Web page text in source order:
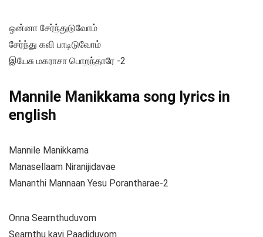
ஒன்னா சேர்ந்துடுவோம்
சேர்ந்து கவி பாடிடுவோம்
இயேசு மகராசா பொறந்தாரே -2
Mannile Manikkama song lyrics in
english
Mannile Manikkama
Manasellaam Niranijidavae
Mananthi Mannaan Yesu Porantharae-2
Onna Searnthuduvom
Searnthu kavi Paadiduvom